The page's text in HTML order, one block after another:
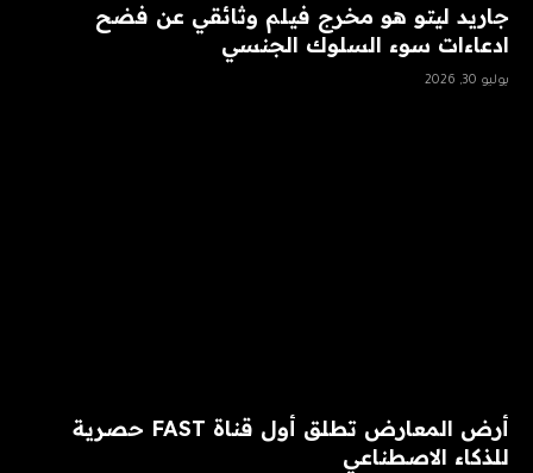
جاريد ليتو هو مخرج فيلم وثائقي عن فضح
ادعاءات سوء السلوك الجنسي
يوليو 30, 2026
أرض المعارض تطلق أول قناة FAST حصرية
للذكاء الاصطناعي